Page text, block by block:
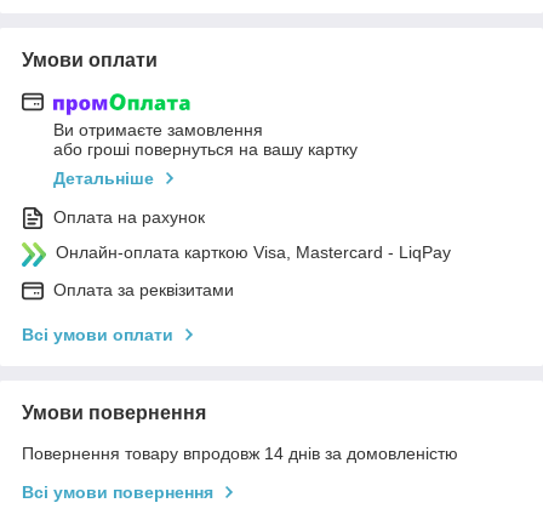
Умови оплати
Ви отримаєте замовлення
або гроші повернуться на вашу картку
Детальніше
Оплата на рахунок
Онлайн-оплата карткою Visa, Mastercard - LiqPay
Оплата за реквізитами
Всі умови оплати
Умови повернення
Повернення товару впродовж 14 днів за домовленістю
Всі умови повернення